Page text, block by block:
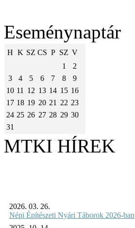
Eseménynaptár
H K SZ CS P SZ V
1
2
3
4 5 6 7 8
9
10 11 12 13 14 15 16
17 18 19 20 21 22 23
24 25 26 27 28 29 30
31
MTKI HÍREK
2026. 03. 26.
Népi Építészeti Nyári Táborok 2026-ban